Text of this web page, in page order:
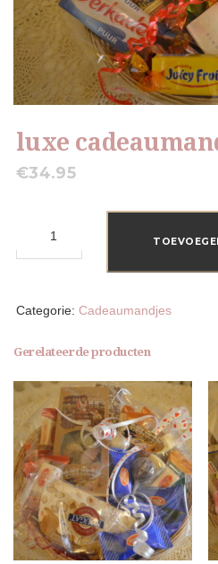
luxe
€34.95
cadeaumand
aantal
Categorie: Cadeaumandjes
Gerelateerde producten